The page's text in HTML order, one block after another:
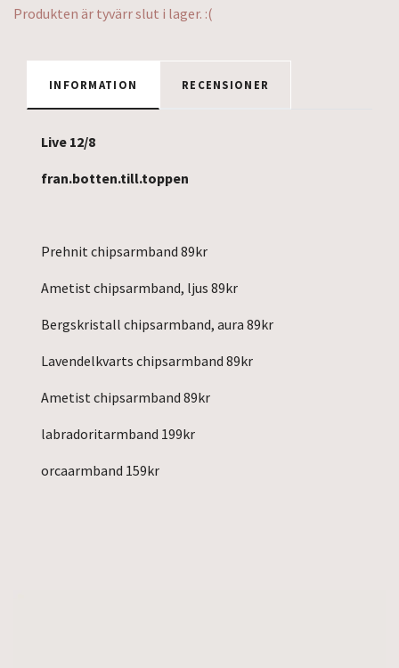
Produkten är tyvärr slut i lager. :(
INFORMATION RECENSIONER
Live 12/8
fran.botten.till.toppen
Prehnit chipsarmband 89kr
Ametist chipsarmband, ljus 89kr
Bergskristall chipsarmband, aura 89kr
Lavendelkvarts chipsarmband 89kr
Ametist chipsarmband 89kr
labradoritarmband 199kr
orcaarmband 159kr